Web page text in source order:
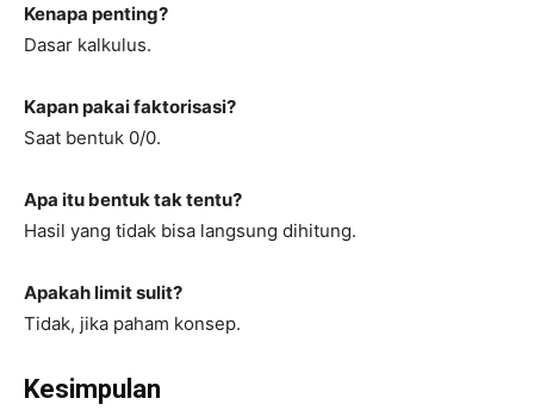
Kenapa penting?
Dasar kalkulus.
Kapan pakai faktorisasi?
Saat bentuk 0/0.
Apa itu bentuk tak tentu?
Hasil yang tidak bisa langsung dihitung.
Apakah limit sulit?
Tidak, jika paham konsep.
Kesimpulan